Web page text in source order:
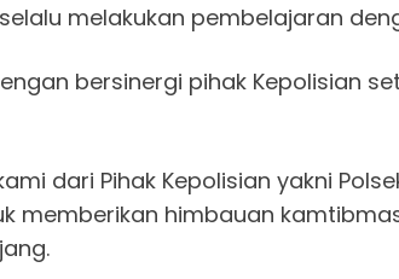
melakukan pembelajaran
bersinergi pihak Kepolisian
dari Pihak Kepolisian yakni
memberikan himbauan